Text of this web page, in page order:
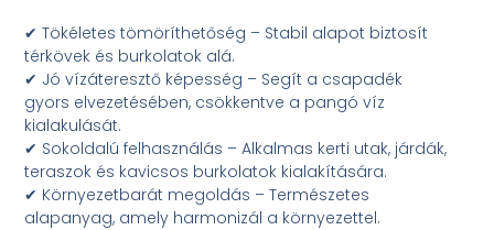
✔ Tökéletes tömöríthetőség – Stabil alapot biztosít
térkövek és burkolatok alá.
✔ Jó vízáteresztő képesség – Segít a csapadék
gyors elvezetésében, csökkentve a pangó víz
kialakulását.
✔ Sokoldalú felhasználás – Alkalmas kerti utak, járdák,
teraszok és kavicsos burkolatok kialakítására.
✔ Környezetbarát megoldás – Természetes
alapanyag, amely harmonizál a környezettel.